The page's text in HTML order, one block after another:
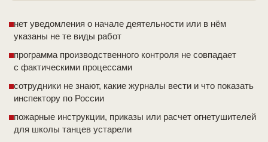
нет уведомления о начале деятельности или в нём
указаны не те виды работ
программа производственного контроля не совпадает
с фактическими процессами
сотрудники не знают, какие журналы вести и что показать
инспектору по России
пожарные инструкции, приказы или расчет огнетушителей
для школы танцев устарели